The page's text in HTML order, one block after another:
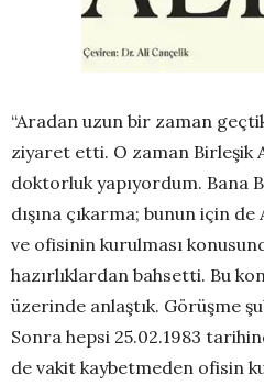
“Aradan uzun bir zaman
ziyaret etti. O zaman Birleşik
doktorluk yapıyordum. Bana
dışına çıkarma; bunun için
ve ofisinin kurulması
hazırlıklardan bahsetti. Bu
üzerinde anlaştık. Görüşme
Sonra hepsi 25.02.1983
de vakit kaybetmeden ofisin